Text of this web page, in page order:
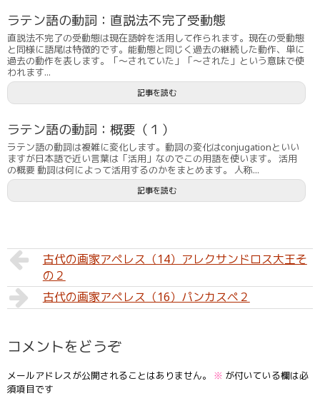
ラテン語の動詞：直説法不完了受動態
直説法不完了の受動態は現在語幹を活用して作られます。現在の受動態
と同様に語尾は特徴的です。能動態と同じく過去の継続した動作、単に
過去の動作を表します。「〜されていた」「〜された」という意味で使
われます...
記事を読む
ラテン語の動詞：概要（１）
ラテン語の動詞は複雑に変化します。動詞の変化はconjugationといい
ますが日本語で近い言葉は「活用」なのでこの用語を使います。 活用
の概要 動詞は何によって活用するのかをまとめます。 人称...
記事を読む
古代の画家アペレス（14）アレクサンドロス大王そ
の２
古代の画家アペレス（16）パンカスペ２
コメントをどうぞ
メールアドレスが公開されることはありません。 ※ が付いている欄は必
須項目です